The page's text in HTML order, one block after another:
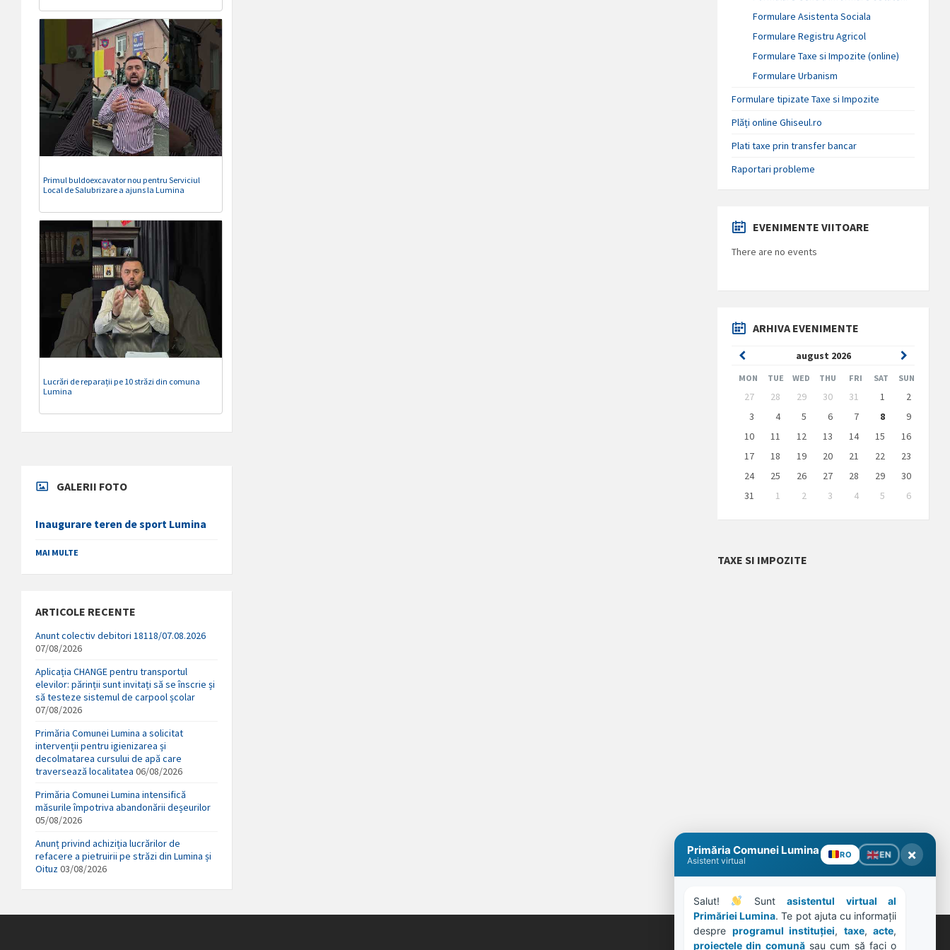
Primul buldoexcavator nou pentru Serviciul
Local de Salubrizare a ajuns la Lumina
Lucrări de reparații pe 10 străzi din comuna
Lumina
GALERII FOTO
Inaugurare teren de sport Lumina
MAI MULTE
ARTICOLE RECENTE
Anunt colectiv debitori 18118/07.08.2026
07/08/2026
Aplicația CHANGE pentru transportul
elevilor: părinții sunt invitați să se înscrie și
să testeze sistemul de carpool școlar
07/08/2026
Primăria Comunei Lumina a solicitat
intervenții pentru igienizarea și
decolmatarea cursului de apă care
traversează localitatea 06/08/2026
Primăria Comunei Lumina intensifică
măsurile împotriva abandonării deșeurilor
05/08/2026
Anunț privind achiziția lucrărilor de
refacere a pietruirii pe străzi din Lumina și
Oituz 03/08/2026
Formulare Asistenta Sociala
Formulare Registru Agricol
Formulare Taxe si Impozite (online)
Formulare Urbanism
Formulare tipizate Taxe si Impozite
Plăți online Ghiseul.ro
Plati taxe prin transfer bancar
Raportari probleme
EVENIMENTE VIITOARE
There are no events
ARHIVA EVENIMENTE
august 2026
Previous
Month
Next
Month
MON TUE WED THU FRI SAT SUN
Skip
calendar
days
27 28 29 30 31 1
2
3
4 5 6 7 8
9
10
11 12 13 14 15
16
17
18 19 20 21 22
23
24
25 26 27 28 29
30
31
1 2 3 4 5
6
to
TAXE SI IMPOZITE
Primăria Comunei Lumina
Asistent virtual
RO EN ×
Salut! Sunt asistentul virtual al
Primăriei Lumina. Te pot ajuta cu informații
despre programul instituției, taxe, acte
proiectele din comună